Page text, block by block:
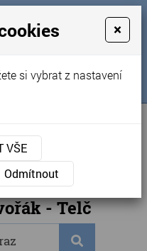
na FB
obchod
- Telč
×
si vybrat z nastavení
VŠE
Odmítnout